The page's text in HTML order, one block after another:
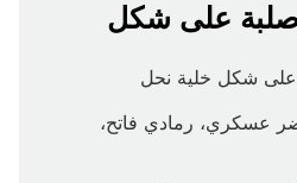
على شكل
على شكل خلية نحل
عسكري، رمادي فاتح،